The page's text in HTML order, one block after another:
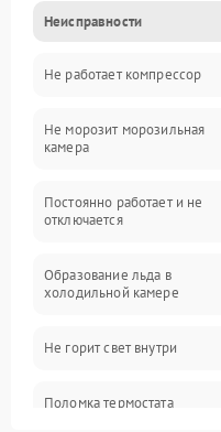
Механика
Электропитание
Дренаж
Неисправности
Не работает компрессор
Не морозит морозильная
камера
Постоянно работает и не
отключается
Образование льда в
холодильной камере
Не горит свет внутри
Поломка термостата